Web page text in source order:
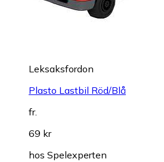
Leksaksfordon
Plasto Lastbil Röd/Blå
fr.
69 kr
hos Spelexperten